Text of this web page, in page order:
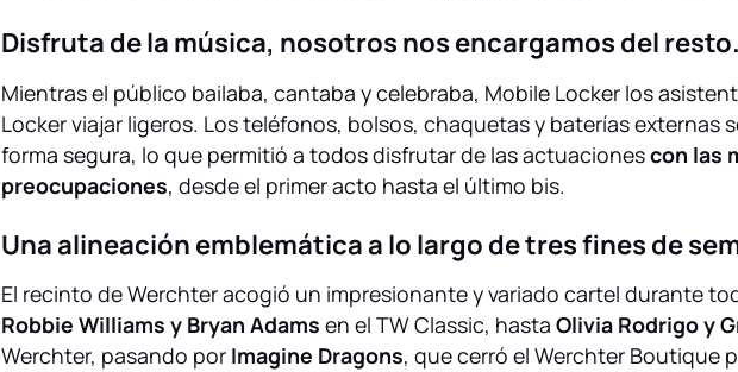
Disfruta de la música, nosotros nos encargamos del resto.
Mientras el público bailaba, cantaba y celebraba, Mobile Locker los
Locker viajar ligeros. Los teléfonos, bolsos, chaquetas y baterías externas
forma segura, lo que permitió a todos disfrutar de las actuacionescon las
preocupaciones, desde el primer acto hasta el último bis.
Una alineación emblemática a lo largo de tres fines de
El recinto de Werchter acogió un impresionante y variado cartel durante
Robbie Williams y Bryan Adams en el TW Classic, hasta Olivia Rodrigo y
Werchter, pasando por Imagine Dragons, que cerró el Werchter Boutique